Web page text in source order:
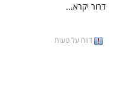
דרור יקרא...
דווח על טעות